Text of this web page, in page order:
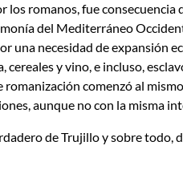
los romanos, fue consecuencia
del Mediterráneo
una necesidad de expansión
y vino, e incluso,
comenzó al
aunque no con la misma
de Trujillo y sobre todo,